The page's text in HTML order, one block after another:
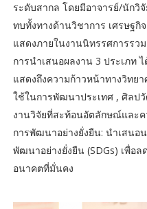
ระดับสากล โดยมีอาจารย์/นักวิ
ทบทั้งทางด้านวิชาการ เศรษฐ
แสดงภายในงานนิทรรศการรว
การนำเสนอผลงาน 3 ประเภท
แสดงถึงความก้าวหน้าทางวิทย
ใช้ในการพัฒนาประเทศ , ศิลป
งานวิจัยที่สะท้อนอัตลักษณ์และ
การพัฒนาอย่างยั่งยืน: นำเสนอ
พัฒนาอย่างยั่งยืน (SDGs) เพื่อ
อนาคตที่มั่นคง